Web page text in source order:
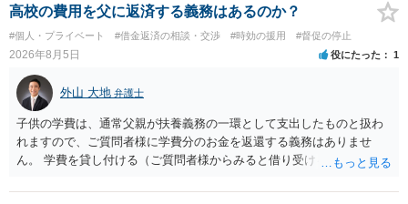
は法に触れる可能性もあります。 ＞100万を支払わず穏便に和解する
ことは可能でしょうか？ →一般的には難しいです。相談者さんも１０
０万円の被害を受けたとして、１円も払わないで和解したいと言われ
たら、 できるだけ重い刑罰を与えて欲しい、と思われるのではない
でしょうか。 ＞弁護士さんに入ってもらうことで支払額が下がること
はありますか？ そこはあり得ます、ただ、弁護士費用かけるならその
分賠償に回すことも考えられるので、 兼ね合いは考えてみましょう。
高校の費用を父に返済する義務はあるのか？
#個人・プライベート #借金返済の相談・交渉 #時効の援用 #督促の停止
2026年8月5日 役にたった 1
外山 大地 弁護士
子供の学費は、通常父親が扶養義務の一環として支出したものと扱わ
れますので、ご質問者様に学費分のお金を返還する義務はありませ
ん。 学費を貸し付ける（ご質問者様からみると借り受ける）といった
ょう。